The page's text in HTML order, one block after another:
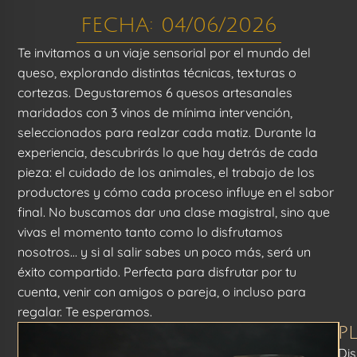
FECHA: 04/06/2026
Te invitamos a un viaje sensorial por el mundo del
queso, explorando distintas técnicas, texturas o
cortezas. Degustaremos 6 quesos artesanales
maridados con 3 vinos de mínima intervención,
seleccionados para realzar cada matiz. Durante la
experiencia, descubrirás lo que hay detrás de cada
pieza: el cuidado de los animales, el trabajo de los
productores y cómo cada proceso influye en el sabor
final. No buscamos dar una clase magistral, sino que
vivas el momento tanto como lo disfrutamos
nosotros… y si al salir sabes un poco más, será un
éxito compartido. Perfecta para disfrutar por tu
cuenta, venir con amigos o pareja, o incluso para
regalar. Te esperamos.